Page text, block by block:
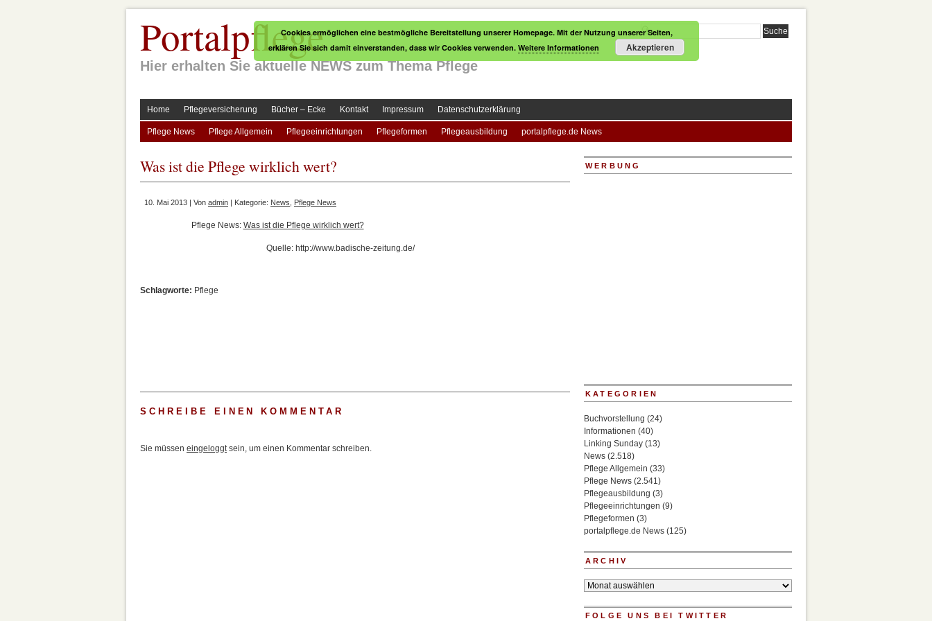
Portalpflege
Hier erhalten Sie aktuelle NEWS zum Thema Pflege
Home Pflegeversicherung Bücher – Ecke Kontakt Impressum Datenschutzerklärung
Pflege News Pflege Allgemein Pflegeeinrichtungen Pflegeformen Pflegeausbildung portalpflege.de News
Was ist die Pflege wirklich wert?
10. Mai 2013 | Von admin | Kategorie: News Pflege News
Pflege News: Was ist die Pflege wirklich wert?
Quelle: http://www.badische-zeitung.de/
Schlagworte: Pflege
SCHREIBE EINEN KOMMENTAR
Sie müssen eingeloggtsein, um einen Kommentar schreiben.
WERBUNG
KATEGORIEN
Buchvorstellung (24)
Informationen (40)
Linking Sunday (13)
News (2.518)
Pflege Allgemein (33)
Pflege News (2.541)
Pflegeausbildung (3)
Pflegeeinrichtungen (9)
Pflegeformen (3)
portalpflege.de News (125)
ARCHIV
Archiv
FOLGE UNS BEI TWITTER
Cookies ermöglichen eine bestmögliche Bereitstellung unserer Homepage. Mit der Nutzung unserer Seiten,
erklären Sie sich damit einverstanden, dass wir Cookies verwenden. Weitere Informationen Akzeptieren